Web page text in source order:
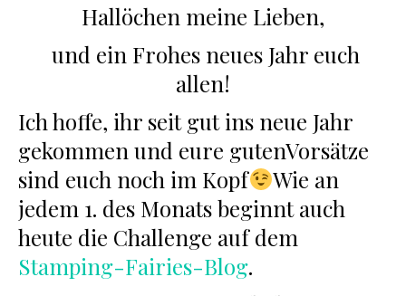
Hallöchen meine Lieben,
und ein Frohes neues Jahr euch
allen!
Ich hoffe, ihr seit gut ins neue Jahr
gekommen und eure gutenVorsätze
sind euch noch im Kopf
Wie an
jedem 1. des Monats beginnt auch
heute die Challenge auf dem
Stamping-Fairies-Blog.